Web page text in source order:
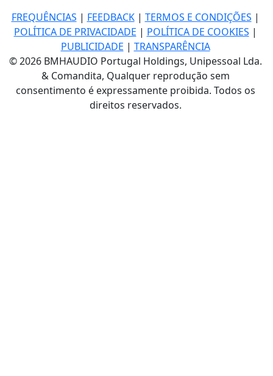
FREQUÊNCIAS | FEEDBACK| TERMOS E CONDIÇÕES |
POLÍTICA DE PRIVACIDADE | POLÍTICA DE COOKIES |
PUBLICIDADE | TRANSPARÊNCIA
© 2026 BMHAUDIO Portugal Holdings, Unipessoal Lda.
& Comandita, Qualquer reprodução sem
consentimento é expressamente proibida. Todos os
direitos reservados.